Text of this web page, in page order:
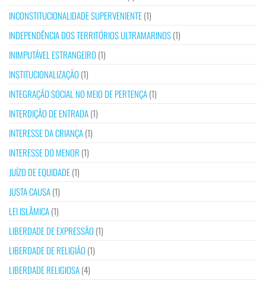
INCONSTITUCIONALIDADE SUPERVENIENTE(1)
INDEPENDÊNCIA DOS TERRITÓRIOS ULTRAMARINOS(1)
INIMPUTÁVEL ESTRANGEIRO (1)
INSTITUCIONALIZAÇÃO (1)
INTEGRAÇÃO SOCIAL NO MEIO DE PERTENÇA(1)
INTERDIÇÃO DE ENTRADA(1)
INTERESSE DA CRIANÇA(1)
INTERESSE DO MENOR (1)
JUÍZO DE EQUIDADE(1)
JUSTA CAUSA(1)
LEI ISLÂMICA(1)
LIBERDADE DE EXPRESSÃO (1)
LIBERDADE DE RELIGIÃO (1)
LIBERDADE RELIGIOSA(4)